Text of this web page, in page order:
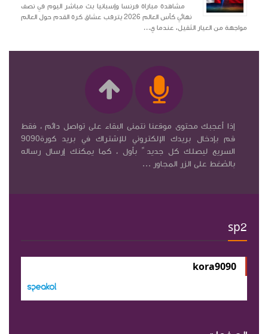
مشاهدة مباراة فرنسا وإسبانيا بث مباشر اليوم في نصف
نهائي كأس العالم 2026 يترقب عشاق كرة القدم حول العالم
مواجهة من العيار الثقيل، عندما ي...
إذا أعجبك محتوى موقعنا نتمنى البقاء على تواصل دائم ، فقط
قم بإدخال بريدك الإلكتروني للإشتراك في بريد كورة9090
السريع ليصلك كل جديد ً بأول ، كما يمكنك إرسال رساله
بالضغط على الزر المجاور ...
sp2
kora9090